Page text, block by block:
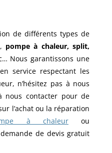
de différents types de
pompe à chaleur, split,
Nous garantissons une
service respectant les
n’hésitez pas à nous
nous contacter pour de
l’achat ou la réparation
à chaleurou
de devis gratuit